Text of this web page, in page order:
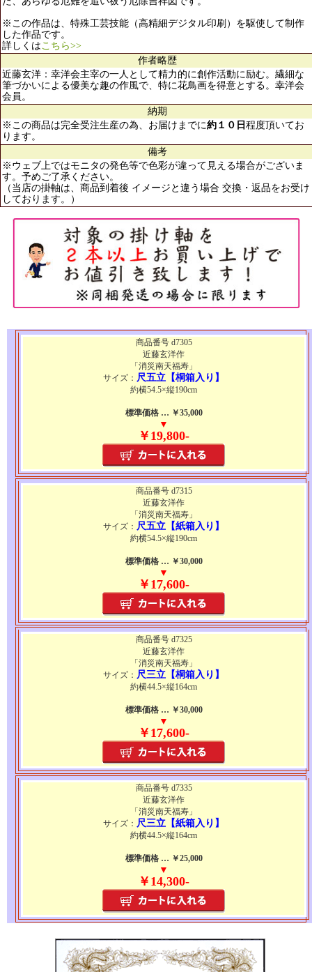
※この作品は、特殊工芸技能（高精細デジタル印刷）を駆使して制作
した作品です。
詳しくはこちら>>
作者略歴
近藤玄洋：幸洋会主宰の一人として精力的に創作活動に励む。繊細な
筆づかいによる優美な趣の作風で、特に花鳥画を得意とする。幸洋会
会員。
納期
※この商品は完全受注生産の為、お届けまでに約１０日 程度頂いてお
ります。
備考
※ウェブ上ではモニタの発色等で色彩が違って見える場合がございま
す。予めご了承ください。
（当店の掛軸は、商品到着後 イメージと違う場合 交換・返品をお受け
しております。）
商品番号 d7305
近藤玄洋作
「消災南天福寿」
サイズ： 尺五立【桐箱入り】
約横54.5×縦190cm
標準価格 … ￥35,000
▼
￥19,800-
商品番号 d7315
近藤玄洋作
「消災南天福寿」
サイズ： 尺五立【紙箱入り】
約横54.5×縦190cm
標準価格 … ￥30,000
▼
￥17,600-
商品番号 d7325
近藤玄洋作
「消災南天福寿」
サイズ： 尺三立【桐箱入り】
約横44.5×縦164cm
標準価格 … ￥30,000
▼
￥17,600-
商品番号 d7335
近藤玄洋作
「消災南天福寿」
サイズ： 尺三立【紙箱入り】
約横44.5×縦164cm
標準価格 … ￥25,000
▼
￥14,300-